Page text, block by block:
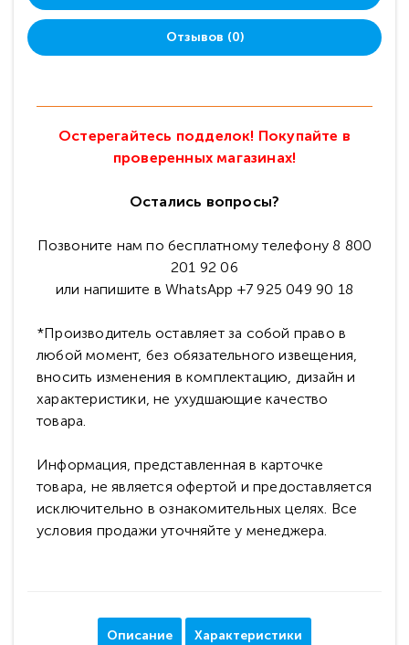
Отзывов (0)
Остерегайтесь подделок! Покупайте в
проверенных магазинах!
Остались вопросы?
Позвоните нам по бесплатному телефону 8 800
201 92 06
или напишите в WhatsApp +7 925 049 90 18
*Производитель оставляет за собой право в
любой момент, без обязательного извещения,
вносить изменения в комплектацию, дизайн и
характеристики, не ухудшающие качество
товара.
Информация, представленная в карточке
товара, не является офертой и предоставляется
исключительно в ознакомительных целях. Все
условия продажи уточняйте у менеджера.
Описание Характеристики